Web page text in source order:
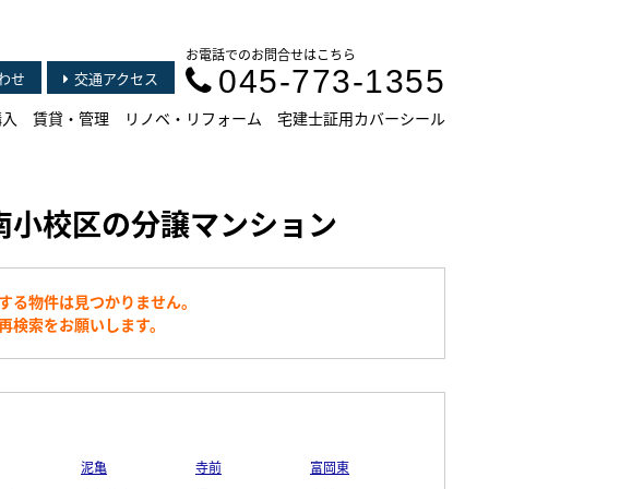
お電話でのお問合せはこちら
045-773-1355
せ 交通アクセス
賃貸・管理 リノベ・リフォーム 宅建士証用カバーシール
校区の分譲マンション
る物件は見つかりません。
検索をお願いします。
泥亀 寺前
富岡東